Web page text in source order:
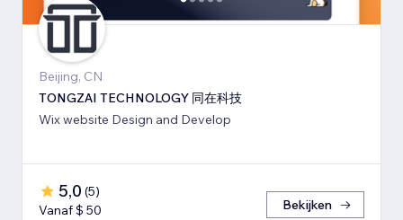
Beijing, CN
TONGZAI TECHNOLOGY 同在科技
Wix website Design and Develop
5,0 (5)
Vanaf $ 50
Bekijken